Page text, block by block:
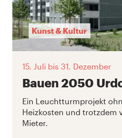
Kunst & Kultur
15. Juli bis 31. Dezember
Bauen 2050
Ein Leuchtturmprojekt
Heizkosten und trotzdem
Mieter.